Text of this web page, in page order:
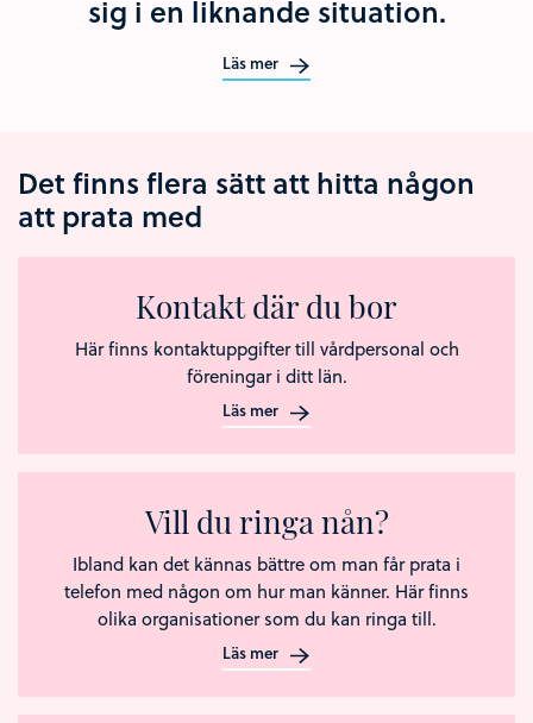
sig i en liknande situation.
Läs mer
Det finns flera sätt att hitta någon
att prata med
Kontakt där du bor
Här finns kontaktuppgifter till vårdpersonal och
föreningar i ditt län.
Läs mer
Vill du ringa nån?
Ibland kan det kännas bättre om man får prata i
telefon med någon om hur man känner. Här finns
olika organisationer som du kan ringa till.
Läs mer